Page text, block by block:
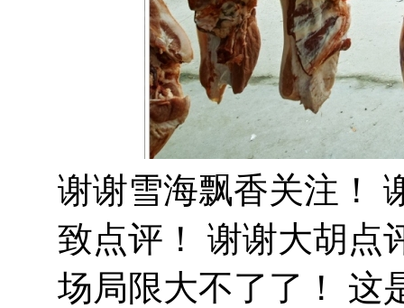
谢谢雪海飘香关注！
致点评！ 谢谢大胡点
场局限大不了了！ 这